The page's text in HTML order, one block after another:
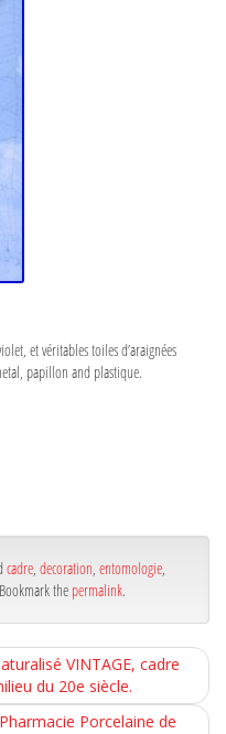
et véritables toiles d’araignées
papillon and plastique.
cadre decoration entomologie
the permalink.
VINTAGE, cadre
du 20e siècle.
Porcelaine de